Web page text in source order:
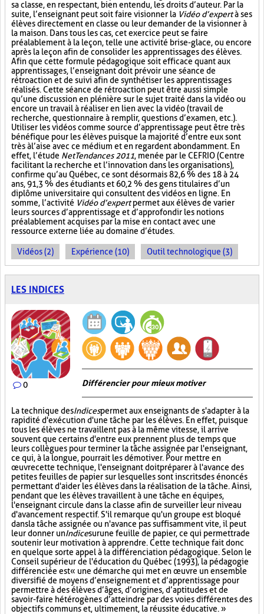
sa classe, en respectant, bien entendu, les droits d’auteur. Par la
suite, l’enseignant peut soit faire visionner la Vidéo d’expertà ses
élèves directement en classe ou leur demander de la visionner à
la maison. Dans tous les cas, cet exercice peut se faire
préalablement à la leçon, telle une activité brise-glace, ou encore
après la leçon afin de consolider les apprentissages des élèves.
Afin que cette formule pédagogique soit efficace quant aux
apprentissages, l’enseignant doit prévoir une séance de
rétroaction et de suivi afin de synthétiser les apprentissages
réalisés. Cette séance de rétroaction peut être aussi simple
qu’une discussion en plénière sur le sujet traité dans la vidéo ou
encore un travail à réaliser en lien avec la vidéo (travail de
recherche, questionnaire à remplir, questions d’examen, etc.).
Utiliser les vidéos comme source d’apprentissage peut être très
bénéfique pour les élèves puisque la majorité d’entre eux sont
très à l’aise avec ce médium et en regardent abondamment. En
effet, l’étude NetTendances 2011, menée par le CEFRIO (Centre
facilitant la recherche et l’innovation dans les organisations),
confirme qu’au Québec, ce sont désormais 82,6 % des 18 à 24
ans, 91,3 % des étudiants et 60,2 % des gens titulaires d’un
diplôme universitaire qui consultent des vidéos en ligne. En
somme, l’activité Vidéo d’expertpermet aux élèves de varier
leurs sources d’apprentissage et d’approfondir les notions
préalablement acquises par la mise en contact avec une
ressource externe liée au domaine d’études.
Vidéos (2) Expérience (10) Outil technologique (3)
LES INDICES
0 Différencier pour mieux motiver
La technique desIndicespermet aux enseignants de s'adapter à la
rapidité d'exécution d'une tâche par les élèves. En effet, puisque
tous les élèves ne travaillent pas à la même vitesse, il arrive
souvent que certains d'entre eux prennent plus de temps que
leurs collègues pour terminer la tâche assignée par l'enseignant,
ce qui, à la longue, pourrait les démotiver. Pour mettre en
œuvre cette technique, l'enseignant doit préparer à l'avance des
petites feuilles de papier sur lesquelles sont inscrits des énoncés
permettant d'aider les élèves dans la réalisation de la tâche. Ainsi,
pendant que les élèves travaillent à une tâche en équipes,
l'enseignant circule dans la classe afin de surveiller leur niveau
d'avancement respectif. S'il remarque qu'un groupe est bloqué
dans la tâche assignée ou n'avance pas suffisamment vite, il peut
leur donner unIndicesurune feuille de papier, ce qui permettra de
soutenir leur motivation à apprendre. Cette technique fait donc
en quelque sorte appel à la différenciation pédagogique. Selon le
Conseil supérieur de l'éducation du Québec (1993), la pédagogie
différenciée est « une démarche qui met en œuvre un ensemble
diversifié de moyens d’enseignement et d’apprentissage pour
permettre à des élèves d’âges, d’origines, d’aptitudes et de
savoir-faire hétérogènes d’atteindre par des voies différentes des
objectifs communs et, ultimement, la réussite éducative. »